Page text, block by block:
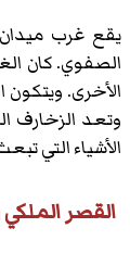
يقع غرب
الصفوي. كان
الأخرى.
وتعد الزخارف
الأشياء التي
القصر